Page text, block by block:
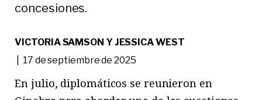
concesiones.
VICTORIA SAMSON Y JESSICA WEST
| 17 de septiembre de 2025
En julio, diplomáticos se reunieron en